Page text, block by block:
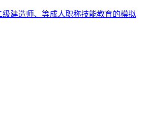
建造师、等成人职称技能教育的模拟